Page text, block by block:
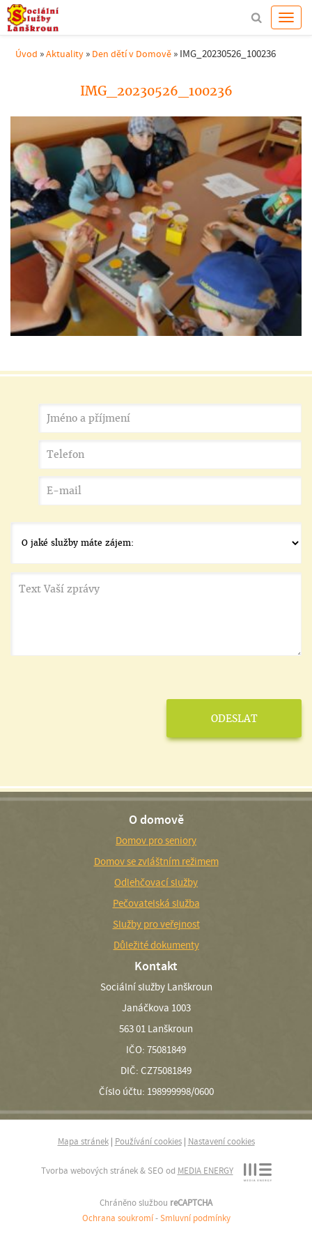
Úvod »Aktuality » Den dětí v Domově » IMG_20230526_100236
IMG_20230526_100236
O domově
Domov pro seniory
Domov se zvláštním režimem
Odlehčovací služby
Pečovatelská služba
Služby pro veřejnost
Důležité dokumenty
Kontakt
Sociální služby Lanškroun
Janáčkova 1003
563 01 Lanškroun
IČO: 75081849
DIČ: CZ75081849
Číslo účtu: 198999998/0600
Mapa stránek| Používání cookies| Nastavení cookies
Tvorba webových stránek & SEO od MEDIA ENERGY
Chráněno službou reCAPTCHA
Ochrana soukromí -Smluvní podmínky